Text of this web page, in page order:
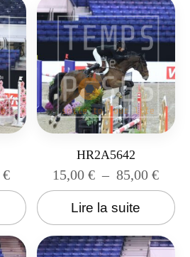
€
HR2A5642
15,00€ – 85,00€
Lire la suite